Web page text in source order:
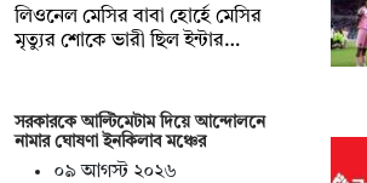
লিওনেল মেসির বাবা হোর্হে মেসির
মৃত্যুর শোকে ভারী ছিল ইন্টার…
সরকারকে আল্টিমেটাম দিয়ে আন্দোলনে
নামার ঘোষণা ইনকিলাব মঞ্চের
০৯ আগস্ট ২০২৬